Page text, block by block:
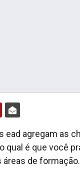
ead agregam as
qual é que você
áreas de formação.